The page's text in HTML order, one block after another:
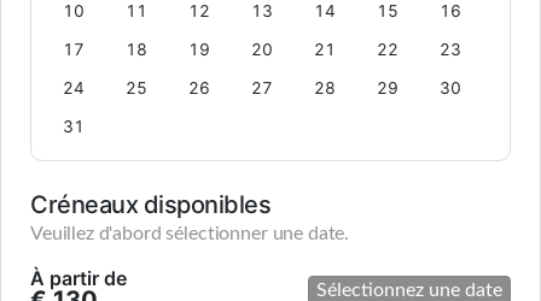
10
11 12 13 14 15
16
17
18 19 20 21 22
23
24
25 26 27 28 29
30
31
Créneaux disponibles
Veuillez d'abord sélectionner une date.
À partir de Sélectionnez une date